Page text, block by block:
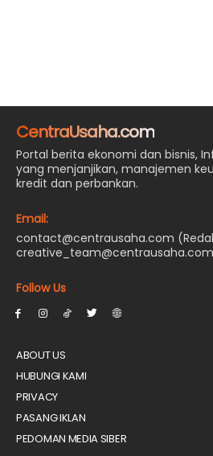
CentraUsaha.com
Portal berita ekonomi dan bisnis,
yang menjanjikan, manajemen
kredit dan perbankan.
Email:
contact@centrausaha.com
Follow Us
ABOUT US
HUBUNGI KAMI
PRIVACY
PASANG IKLAN
PEDOMAN MEDIA SIBER